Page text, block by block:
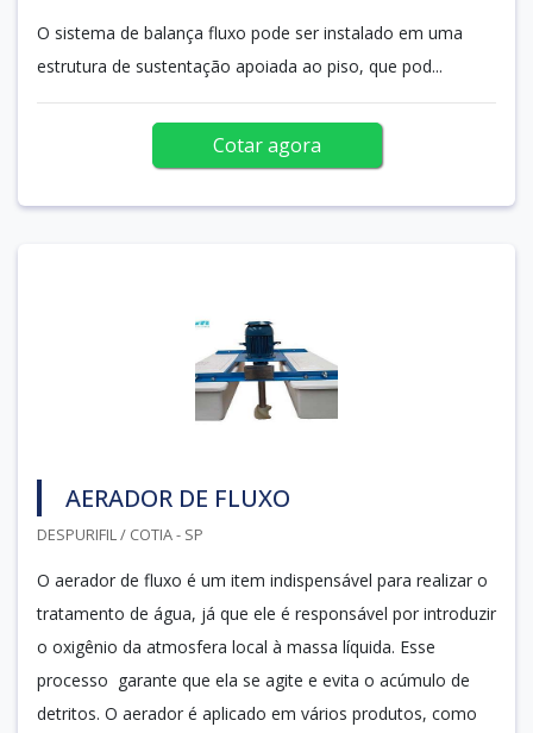
O sistema de balança fluxo pode ser instalado em uma
estrutura de sustentação apoiada ao piso, que pod...
Cotar agora
AERADOR DE FLUXO
DESPURIFIL / COTIA - SP
O aerador de fluxo é um item indispensável para realizar o
tratamento de água, já que ele é responsável por introduzir
o oxigênio da atmosfera local à massa líquida. Esse
processo garante que ela se agite e evita o acúmulo de
detritos. O aerador é aplicado em vários produtos, como